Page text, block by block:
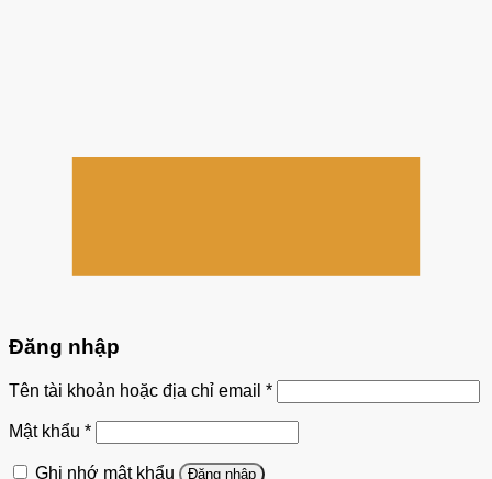
Đăng nhập
Tên tài khoản hoặc địa chỉ email *Bắt
buộc
Mật khẩu *Bắt
buộc
Ghi nhớ mật khẩu
Đăng nhập